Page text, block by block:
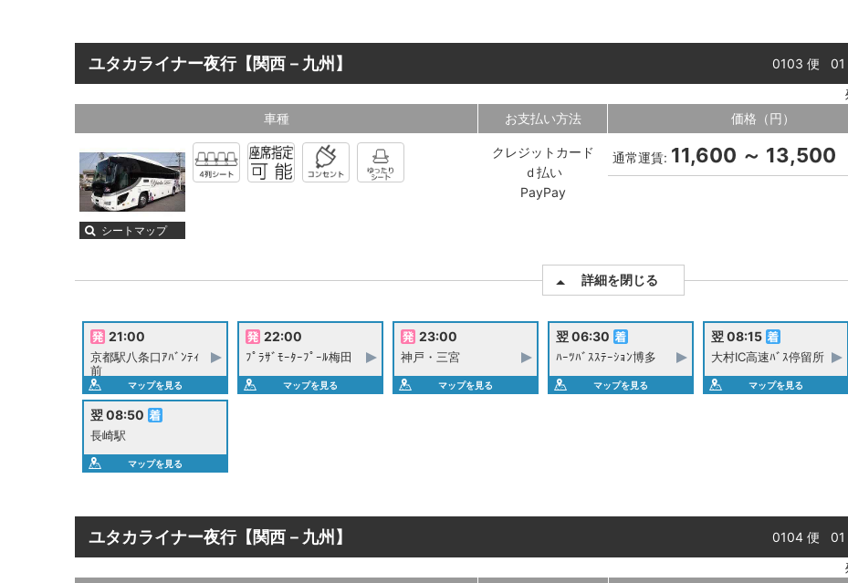
ユタカライナー夜行【関西－九州】 0103 便 01
車種
シートマップ
お支払い方法
クレジットカード
ｄ払い
PayPay
価格（円）
通常運賃: 11,600 ～ 13,500
詳細を閉じる
21:00
京都駅八条口ｱﾊﾞﾝﾃｨ
前
マップを見る
22:00
ﾌﾟﾗｻﾞﾓｰﾀｰﾌﾟｰﾙ梅田
マップを見る
23:00
神戸・三宮
マップを見る
翌 06:30
ﾊｰﾂﾊﾞｽｽﾃｰｼｮﾝ博多
マップを見る
翌 08:15
大村IC高速ﾊﾞｽ停留所
マップを見る
翌 08:50
長崎駅
マップを見る
ユタカライナー夜行【関西－九州】 0104 便 01